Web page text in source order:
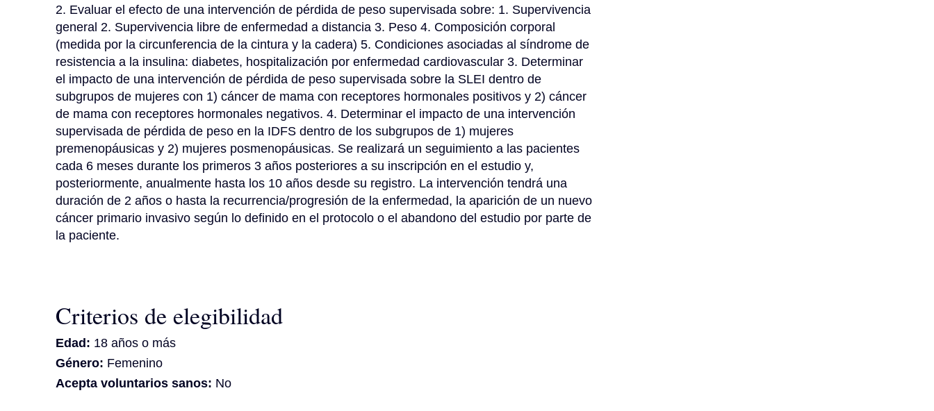
2. Evaluar el efecto de una intervención de pérdida de peso supervisada sobre: ​​1. Supervivencia
general 2. Supervivencia libre de enfermedad a distancia 3. Peso 4. Composición corporal
(medida por la circunferencia de la cintura y la cadera) 5. Condiciones asociadas al síndrome de
resistencia a la insulina: diabetes, hospitalización por enfermedad cardiovascular 3. Determinar
el impacto de una intervención de pérdida de peso supervisada sobre la SLEI dentro de
subgrupos de mujeres con 1) cáncer de mama con receptores hormonales positivos y 2) cáncer
de mama con receptores hormonales negativos. 4. Determinar el impacto de una intervención
supervisada de pérdida de peso en la IDFS dentro de los subgrupos de 1) mujeres
premenopáusicas y 2) mujeres posmenopáusicas. Se realizará un seguimiento a las pacientes
cada 6 meses durante los primeros 3 años posteriores a su inscripción en el estudio y,
posteriormente, anualmente hasta los 10 años desde su registro. La intervención tendrá una
duración de 2 años o hasta la recurrencia/progresión de la enfermedad, la aparición de un nuevo
cáncer primario invasivo según lo definido en el protocolo o el abandono del estudio por parte de
la paciente.
Criterios de elegibilidad
Edad: 18 años o más
Género: Femenino
Acepta voluntarios sanos: No